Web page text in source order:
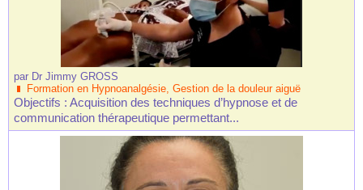
par Dr Jimmy GROSS
Formation en Hypnoanalgésie, Gestion de la douleur aiguë
Objectifs : Acquisition des techniques d’hypnose et de
communication thérapeutique permettant...